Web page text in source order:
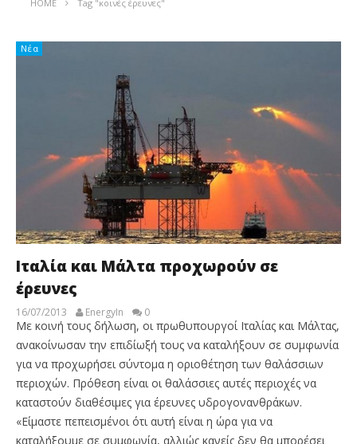
HOME Tag "κοινές έρευνες"
Νέα
Ιταλία και Μάλτα προχωρούν σε
έρευνες
16/07/2013 EnergyIn 0
Με κοινή τους δήλωση, οι πρωθυπουργοί Ιταλίας και Μάλτας,
ανακοίνωσαν την επιδίωξή τους να καταλήξουν σε συμφωνία
για να προχωρήσει σύντομα η οριοθέτηση των θαλάσσιων
περιοχών. Πρόθεση είναι οι θαλάσσιες αυτές περιοχές να
καταστούν διαθέσιμες για έρευνες υδρογονανθράκων.
«Είμαστε πεπεισμένοι ότι αυτή είναι η ώρα για να
καταλήξουμε σε συμφωνία, αλλιώς κανείς δεν θα μπορέσει